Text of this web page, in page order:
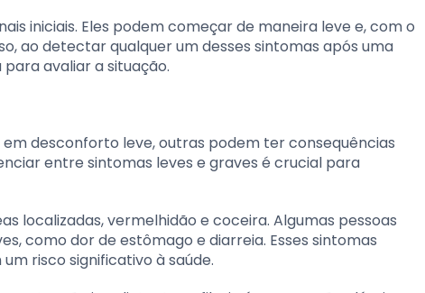
iniciais. Eles podem começar de maneira leve e, com o
ao detectar qualquer um desses sintomas após uma
avaliar a situação.
desconforto leve, outras podem ter consequências
entre sintomas leves e graves é crucial para
localizadas, vermelhidão e coceira. Algumas pessoas
como dor de estômago e diarreia. Esses sintomas
risco significativo à saúde.